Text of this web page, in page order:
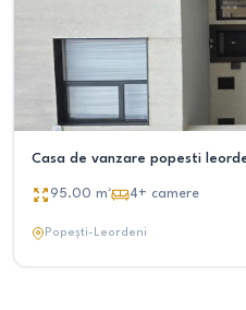
Casa de vanzare popesti
95.00 m² 4+ camere
Popești-Leordeni